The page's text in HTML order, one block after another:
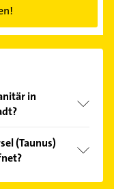
in
von den
Sie sich
lassen.
(Taunus)
.